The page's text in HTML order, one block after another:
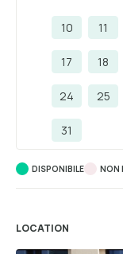
10 11
17 18
24 25
31
DISPONIBILE NON
LOCATION